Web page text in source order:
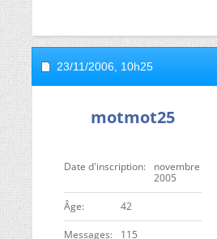
23/11/2006, 10h25
motmot25
Date d'inscription
novembre
2005
ge 42
Messages 115